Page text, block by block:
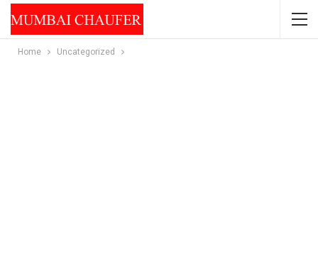
Home Uncategorized